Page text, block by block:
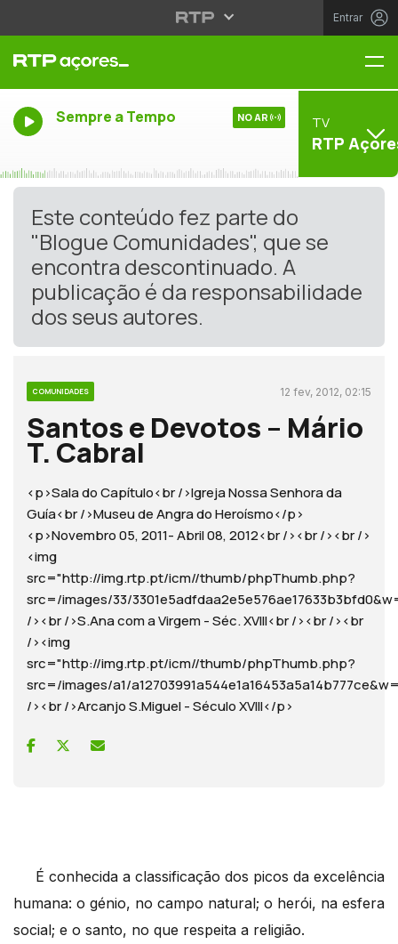
Entrar
Sempre a Tempo NO AR TV
RTP
Este conteúdo fez parte do
"Blogue Comunidades", que se
encontra descontinuado. A
publicação é da responsabilidade
dos seus autores.
COMUNIDADES 12 fev, 2012, 02:15
Santos e Devotos – Mário
T. Cabral
<p>Sala do Capítulo<br />Igreja Nossa Senhora da
Guía<br />Museu de Angra do Heroísmo</p>
<p>Novembro 05, 2011- Abril 08, 2012<br /><br /><br />
<img
src="http://img.rtp.pt/icm//thumb/phpThumb.php?
src=/images/33/
/><br />S.Ana com a Virgem - Séc. XVIII<br /><br /><br
/><img
src="http://img.rtp.pt/icm//thumb/phpThumb.php?
src=/images/a1/
/><br />Arcanjo S.Miguel - Século XVIII</p>
É conhecida a classificação dos picos da excelência
humana: o génio, no campo natural; o herói, na esfera
social; e o santo, no que respeita a religião.